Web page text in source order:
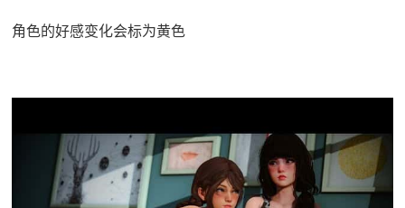
角色的好感变化会标为黄色